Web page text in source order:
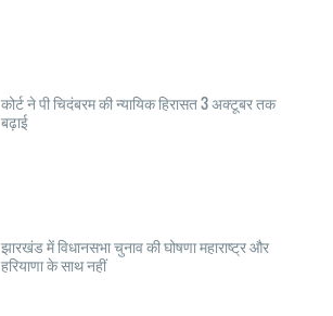
कोर्ट ने पी चिदंबरम की न्यायिक हिरासत 3 अक्टूबर तक
बढ़ाई
झारखंड में विधानसभा चुनाव की घोषणा महाराष्ट्र और
हरियाणा के साथ नहीं